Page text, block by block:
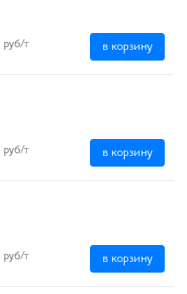
руб/т в корзину
руб/т в корзину
руб/т в корзину